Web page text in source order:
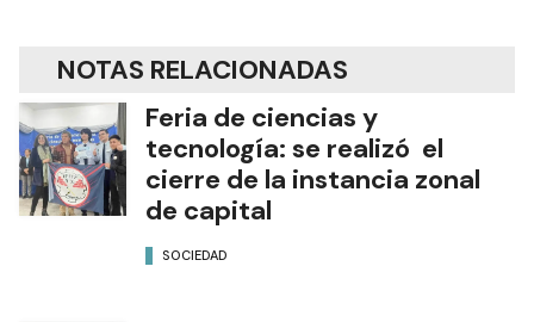
NOTAS RELACIONADAS
Feria de ciencias y
tecnología: se realizó el
cierre de la instancia zonal
de capital
SOCIEDAD